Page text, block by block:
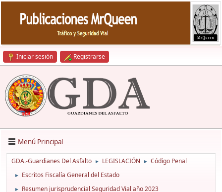
Iniciar sesión Registrarse
Menú Principal
GDA.-Guardianes Del Asfalto ► LEGISLACIÓN ► Código Penal
► Escritos Fiscalía General del Estado
► Resumen jurisprudencial Seguridad Vial año 2023